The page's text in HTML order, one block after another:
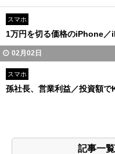
スマホ
1万円を切る価格のiPhone／
02月02日
スマホ
孫社長、営業利益／投資額
記事一